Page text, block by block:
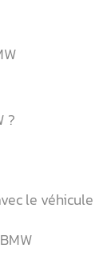
?
le véhicule